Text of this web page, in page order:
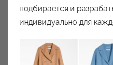
подбирается и
индивидуально для